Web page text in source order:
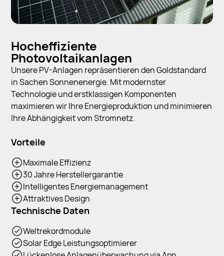
Hocheffiziente
Photovoltaikanlagen
Unsere PV-Anlagen repräsentieren den Goldstandard
in Sachen Sonnenenergie. Mit modernster
Technologie und erstklassigen Komponenten
maximieren wir Ihre Energieproduktion und minimieren
Ihre Abhängigkeit vom Stromnetz.
Vorteile
Maximale Effizienz
30 Jahre Herstellergarantie
Intelligentes Energiemanagement
Attraktives Design
Technische Daten
Weltrekordmodule
Solar Edge Leistungsoptimierer